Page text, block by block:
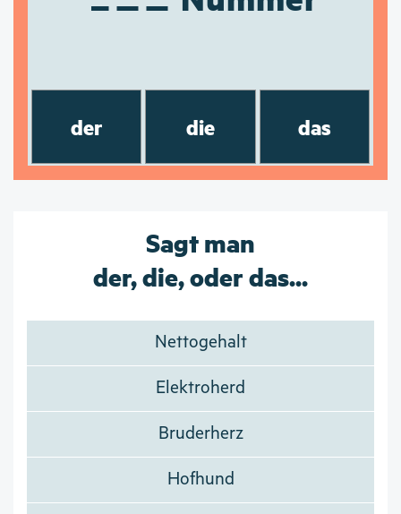
der die das
Sagt man
der, die, oder das...
Nettogehalt
Elektroherd
Bruderherz
Hofhund